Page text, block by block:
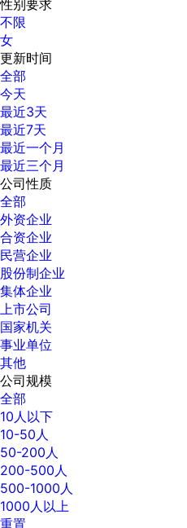
性别要求
不限
女
更新时间
全部
今天
最近3天
最近7天
最近一个月
最近三个月
公司性质
全部
外资企业
合资企业
民营企业
股份制企业
集体企业
上市公司
国家机关
事业单位
其他
公司规模
全部
10人以下
10-50人
50-200人
200-500人
500-1000人
1000人以上
重置